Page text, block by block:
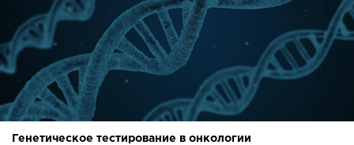
Генетическое тестирование в онкологии